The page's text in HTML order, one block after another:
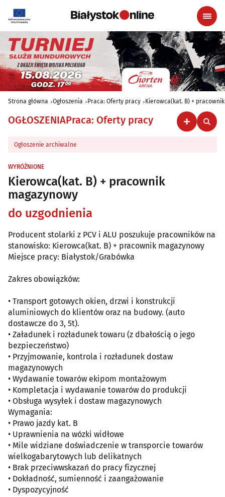
Strona główna Ogłoszenia Praca: Oferty pracy Kierowca(kat. B) +
OGŁOSZENIAPraca: Oferty pracy
Ogłoszenie archiwalne
WYRÓŻNIONE
Kierowca(kat. B) + pracownik
magazynowy
do uzgodnienia
Producent stolarki z PCV i ALU poszukuje pracowników na
stanowisko: Kierowca(kat. B) + pracownik magazynowy
Miejsce pracy: Białystok/Grabówka
Zakres obowiązków:
• Transport gotowych okien, drzwi i konstrukcji
aluminiowych do klientów oraz na budowy. (auto
dostawcze do 3, 5t).
• Załadunek i rozładunek towaru (z dbałością o jego
bezpieczeństwo)
• Przyjmowanie, kontrola i rozładunek dostaw
magazynowych
• Wydawanie towarów ekipom montażowym
• Kompletacja i wydawanie towarów do produkcji
• Obsługa wysyłek i dostaw magazynowych
Wymagania:
• Prawo jazdy kat. B
• Uprawnienia na wózki widłowe
• Mile widziane doświadczenie w transporcie towarów
wielkogabarytowych lub delikatnych
• Brak przeciwwskazań do pracy fizycznej
• Dokładność, sumienność i zaangażowanie
• Dyspozycyjność